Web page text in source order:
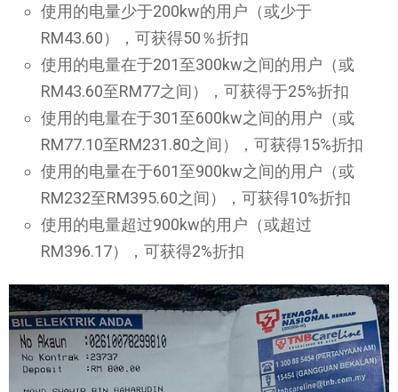
使用的电量少于200kw的用户（或少于
RM43.60），可获得50％折扣
使用的电量在于201至300kw之间的用户（或
RM43.60至RM77之间），可获得于25%折扣
使用的电量在于301至600kw之间的用户（或
RM77.10至RM231.80之间），可获得15%折扣
使用的电量在于601至900kw之间的用户（或
RM232至RM395.60之间），可获得10%折扣
使用的电量超过900kw的用户（或超过
RM396.17），可获得2%折扣